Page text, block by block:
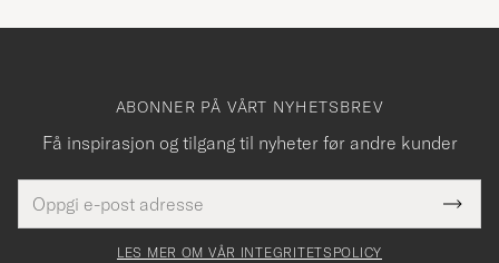
ABONNER PÅ VÅRT NYHETSBREV
Få inspirasjon og tilgang til nyheter før andre kunder
postadresse
felt
Tack
för
LES MER OM VÅR INTEGRITETSPOLICY